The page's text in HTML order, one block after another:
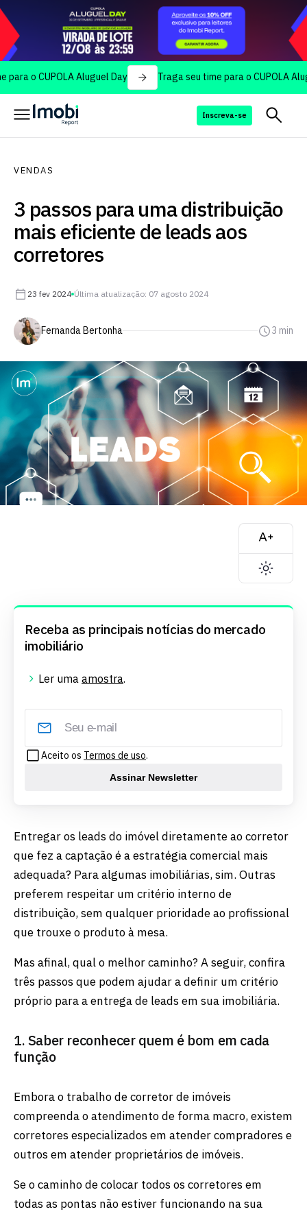
Aluguel Day Traga seu time para o CUPOLA Aluguel
Inscreva-se
VENDAS
3 passos para uma distribuição
mais eficiente de leads aos
corretores
23 fev 2024 Última atualização: 07 agosto 2024
Fernanda Bertonha 3 min
Receba as principais notícias do mercado
imobiliário
Ler uma amostra.
Aceito os Termos de uso.
Assinar Newsletter
Entregar os leads do imóvel diretamente ao corretor
que fez a captação é a estratégia comercial mais
adequada? Para algumas imobiliárias, sim. Outras
preferem respeitar um critério interno de
distribuição, sem qualquer prioridade ao profissional
que trouxe o produto à mesa.
Mas afinal, qual o melhor caminho? A seguir, confira
três passos que podem ajudar a definir um critério
próprio para a entrega de leads em sua imobiliária.
1. Saber reconhecer quem é bom em cada
função
Embora o trabalho de corretor de imóveis
compreenda o atendimento de forma macro, existem
corretores especializados em atender compradores e
outros em atender proprietários de imóveis.
Se o caminho de colocar todos os corretores em
todas as pontas não estiver funcionando na sua